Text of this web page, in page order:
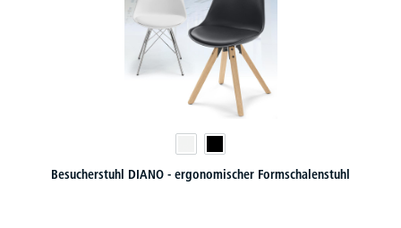
Besucherstuhl DIANO - ergonomischer Formschalenstuhl